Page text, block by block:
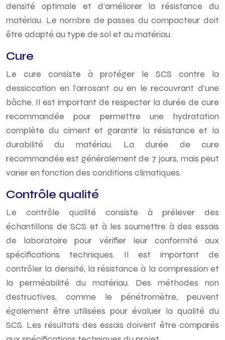
densité optimale et d’améliorer la résistance du
matériau. Le nombre de passes du compacteur doit
être adapté au type de sol et au matériau.
Cure
Le cure consiste à protéger le SCS contre la
dessiccation en l’arrosant ou en le recouvrant d’une
bâche. Il est important de respecter la durée de cure
recommandée pour permettre une hydratation
complète du ciment et garantir la résistance et la
durabilité du matériau. La durée de cure
recommandée est généralement de 7 jours, mais peut
varier en fonction des conditions climatiques.
Contrôle qualité
Le contrôle qualité consiste à prélever des
échantillons de SCS et à les soumettre à des essais
de laboratoire pour vérifier leur conformité aux
spécifications techniques. Il est important de
contrôler la densité, la résistance à la compression et
la perméabilité du matériau. Des méthodes non
destructives, comme le pénétromètre, peuvent
également être utilisées pour évaluer la qualité du
SCS. Les résultats des essais doivent être comparés